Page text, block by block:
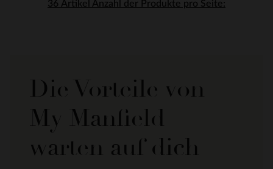
Anzahl der Produkte pro Seite:
Die Vorteile von
My Manfield
warten auf dich